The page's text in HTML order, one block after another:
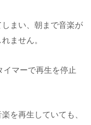
まい、朝まで音楽が
ません。
マーで再生を停止
を再生していても、